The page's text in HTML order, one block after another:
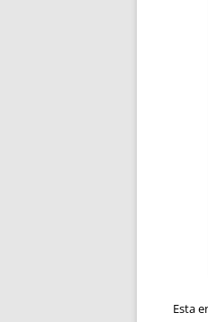
Esta